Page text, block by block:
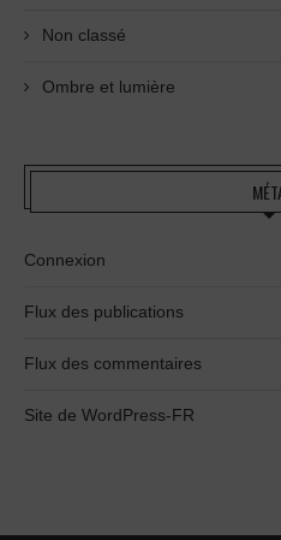
Non classé
Ombre et lumière
Connexion
Flux des publications
Flux des commentaires
Site de WordPress-FR